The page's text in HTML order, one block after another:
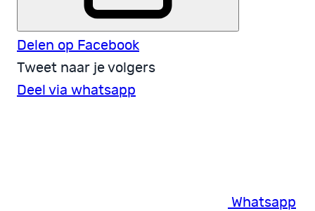
Delen op Facebook
Tweet naar je volgers
Deel via whatsapp
Whatsapp